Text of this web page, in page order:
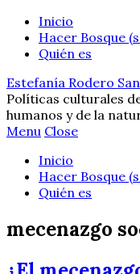
Inicio
Hacer Bosque
Quién es
Estefanía Rodero
Políticas culturales
humanos y de la
Menu Close
Inicio
Hacer Bosque
Quién es
mecenazgo